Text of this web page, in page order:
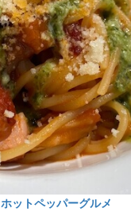
ホットペッパーグルメ